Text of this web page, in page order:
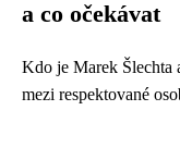
a co očekávat
Kdo je Marek Šlechta
mezi respektované